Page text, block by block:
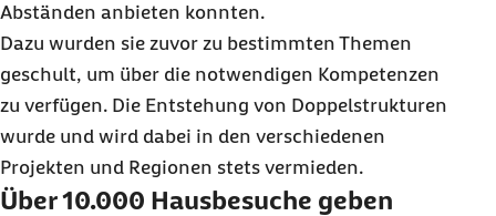
Abständen anbieten konnten.
Dazu wurden sie zuvor zu bestimmten Themen
geschult, um über die notwendigen Kompetenzen
zu verfügen. Die Entstehung von Doppelstrukturen
wurde und wird dabei in den verschiedenen
Projekten und Regionen stets vermieden.
Über 10.000 Hausbesuche geben